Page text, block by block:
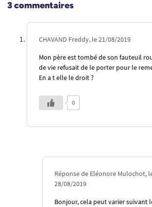
3 commentaires
CHAVAND Freddy, le 21/08/2019
Mon père est tombé de son fauteuil
de vie refusait de le porter pour le
En a t elle le droit ?
0
Réponse de Eléonore Mulochot,
28/08/2019
Bonjour, cela peut varier suivant